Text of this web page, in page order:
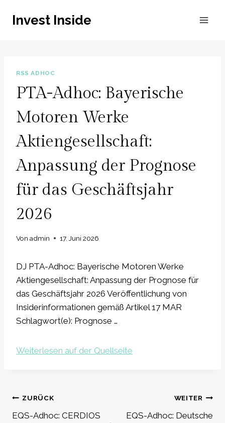
InhaltInvest Inside
RSS ADHOC
PTA-Adhoc: Bayerische
Motoren Werke
Aktiengesellschaft:
Anpassung der Prognose
für das Geschäftsjahr
2026
Von admin 17. Juni 2026
DJ PTA-Adhoc: Bayerische Motoren Werke
Aktiengesellschaft: Anpassung der Prognose für
das Geschäftsjahr 2026 Veröffentlichung von
Insiderinformationen gemäß Artikel 17 MAR
Schlagwort(e): Prognose …
Weiterlesen auf der Quellseite
Beitragsnavigation
ZURÜCK
EQS-Adhoc: CERDIOS
WEITER
EQS-Adhoc: Deutsche